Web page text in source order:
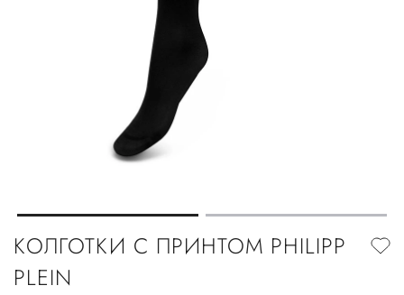
КОЛГОТКИ С ПРИНТОМ PHILIPP
PLEIN